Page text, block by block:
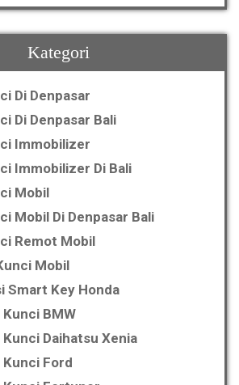
Kategori
Di Denpasar
Di Denpasar Bali
Immobilizer
Immobilizer Di Bali
Mobil
Mobil Di Denpasar Bali
Remot Mobil
Mobil
Smart Key Honda
BMW
Daihatsu Xenia
Kunci Ford